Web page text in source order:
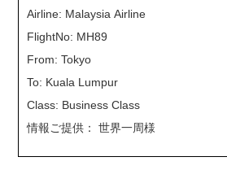
Airline: Malaysia Airline
FlightNo: MH89
From: Tokyo
To: Kuala Lumpur
Class: Business Class
情報ご提供： 世界一周様